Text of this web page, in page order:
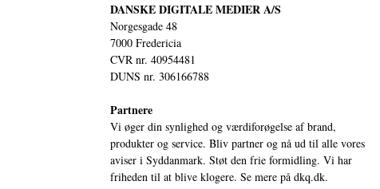
DANSKE DIGITALE MEDIER A/S
Norgesgade 48
7000 Fredericia
CVR nr. 40954481
DUNS nr. 306166788
Partnere
Vi øger din synlighed og værdiforøgelse af brand,
produkter og service. Bliv partner og nå ud til alle vores
aviser i Syddanmark. Støt den frie formidling. Vi har
friheden til at blive klogere. Se mere på dkq.dk.